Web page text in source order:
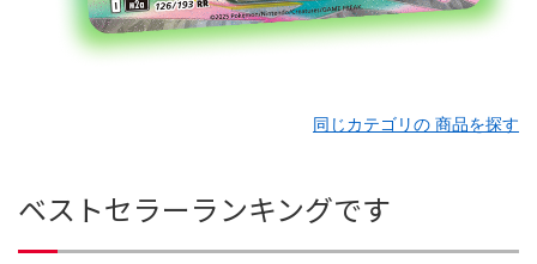
同じカテゴリの 商品を探す
ベストセラーランキングです